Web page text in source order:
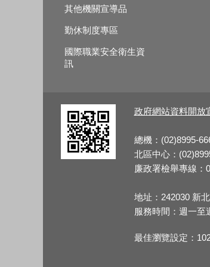
其他機關宣導品
勤休制度專區
國際職業安全衛生資
訊
政府網站資料開放
總機：(02)8995-
北區中心：
廉政署檢舉專線：
地址：242030 新
服務時間：週一至
最佳瀏覽設定：